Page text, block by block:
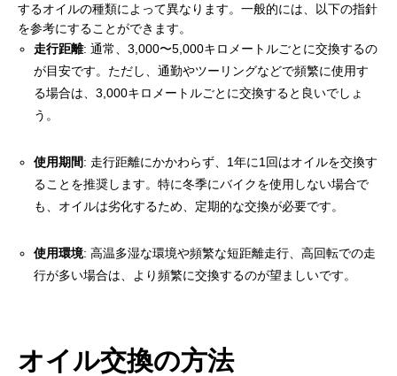
するオイルの種類によって異なります。一般的には、以下の指針
を参考にすることができます。
走行距離: 通常、3,000〜5,000キロメートルごとに交換するの
が目安です。ただし、通勤やツーリングなどで頻繁に使用す
る場合は、3,000キロメートルごとに交換すると良いでしょ
う。
使用期間: 走行距離にかかわらず、1年に1回はオイルを交換す
ることを推奨します。特に冬季にバイクを使用しない場合で
も、オイルは劣化するため、定期的な交換が必要です。
使用環境: 高温多湿な環境や頻繁な短距離走行、高回転での走
行が多い場合は、より頻繁に交換するのが望ましいです。
オイル交換の方法